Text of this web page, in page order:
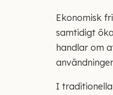
Ekonomisk
samtidigt
handlar om
I